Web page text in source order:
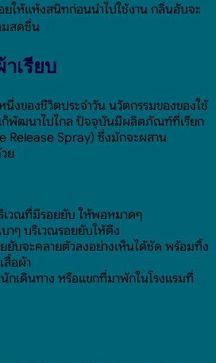
ยให้แห้งสนิทก่อนนำไปใช้งาน กลิ่นอับจะ
สดชื่น
เรียบ
งของชีวิตประจำวัน นวัตกรรมของของใช้
ก็พัฒนาไปไกล ปัจจุบันมีผลิตภัณฑ์ที่เรียก
Release Spray) ซึ่งมักจะผสาน
ย
วณที่มีรอยยับ ให้พอหมาดๆ
าๆ บริเวณรอยยับให้ตึง
ยับจะคลายตัวลงอย่างเห็นได้ชัด พร้อมทิ้ง
อผ้า
กเดินทาง หรือแขกที่มาพักในโรงแรมที่